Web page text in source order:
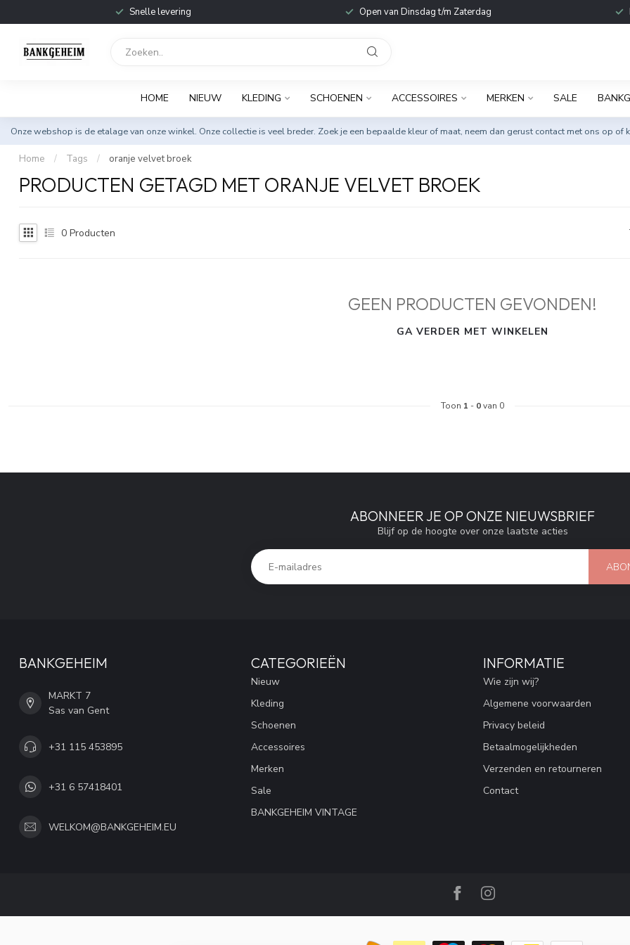
Snelle levering Open van Dinsdag t/m Zaterdag
HOME NIEUW KLEDING SCHOENEN ACCESSOIRES MERKEN SALE
Onze webshop is de etalage van onze winkel. Onze collectie is veel breder. Zoek je een bepaalde kleur of maat, neem dan gerust contact met ons op of
Home / Tags / oranje velvet broek
PRODUCTEN GETAGD MET ORANJE VELVET BROEK
0 Producten
GEEN PRODUCTEN GEVONDEN!
GA VERDER MET WINKELEN
Toon 1 - 0van 0
ABONNEER JE OP ONZE NIEUWSBRIEF
Blijf op de hoogte over onze laatste acties
BANKGEHEIM
MARKT 7
Sas van Gent
+31 115 453895
+31 6 57418401
WELKOM@BANKGEHEIM.EU
CATEGORIEËN
Nieuw
Kleding
Schoenen
Accessoires
Merken
Sale
BANKGEHEIM VINTAGE
INFORMATIE
Wie zijn wij?
Algemene voorwaarden
Privacy beleid
Betaalmogelijkheden
Verzenden en retourneren
Contact